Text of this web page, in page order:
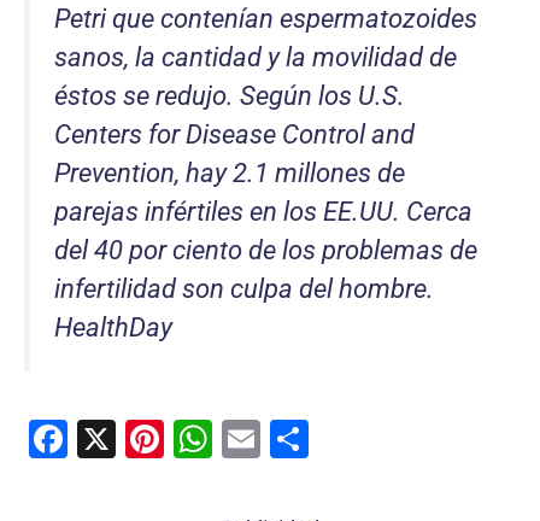
Petri que contenían espermatozoides
sanos, la cantidad y la movilidad de
éstos se redujo. Según los U.S.
Centers for Disease Control and
Prevention, hay 2.1 millones de
parejas infértiles en los EE.UU. Cerca
del 40 por ciento de los problemas de
infertilidad son culpa del hombre.
HealthDay
F
X
Pi
W
E